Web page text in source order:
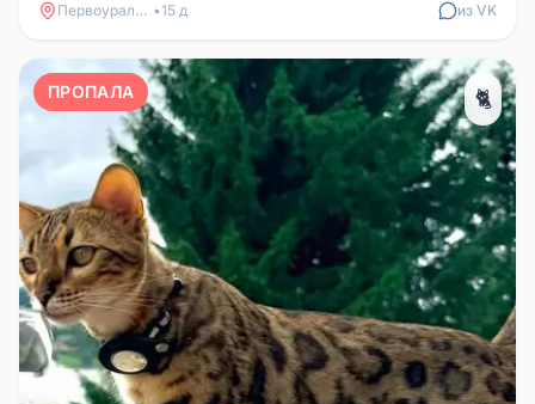
Первоуральск •15 д из VK
ПРОПАЛА 🐈